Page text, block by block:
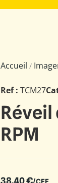
Accueil /
Ref : TCM27
Réveil
RPM
38.40€